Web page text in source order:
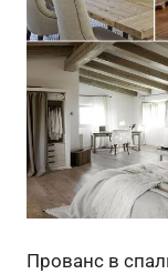
Прованс в